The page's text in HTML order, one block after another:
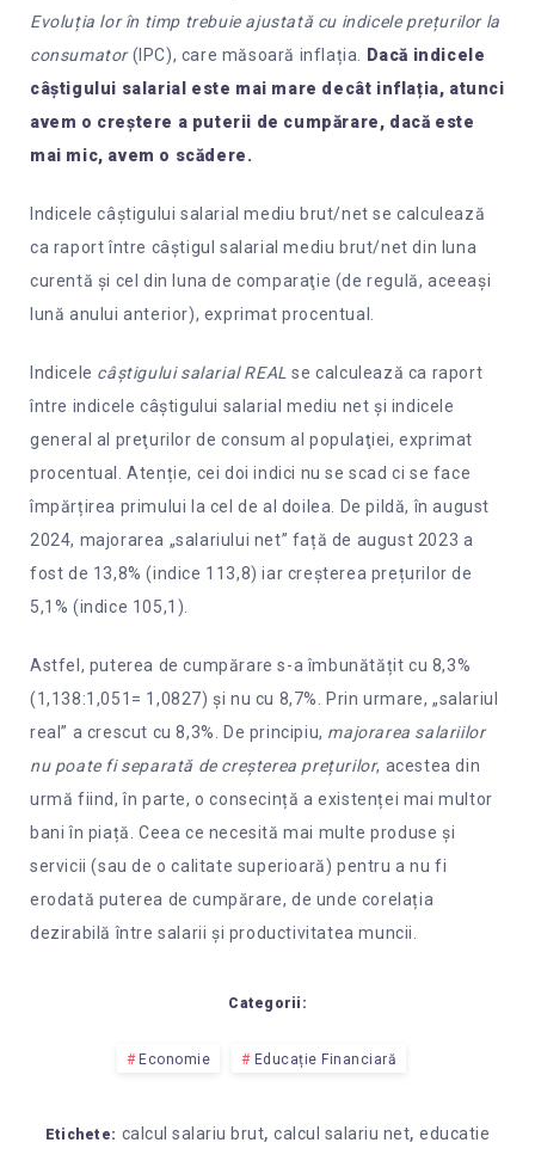
Evoluția lor în timp trebuie ajustată cu indicele prețurilor la
consumator(IPC), care măsoară inflația.
Dacă indicele
câștigului salarial este mai mare decât inflația, atunci
avem o creștere a puterii de cumpărare, dacă este
mai mic, avem o scădere.
Indicele câştigului salarial mediu brut/net se calculează
ca raport între câştigul salarial mediu brut/net din luna
curentă şi cel din luna de comparaţie (de regulă, aceeași
lună anului anterior), exprimat procentual.
Indicele câştigului salarial REAL se calculează ca raport
între indicele câştigului salarial mediu net şi indicele
general al preţurilor de consum al populaţiei, exprimat
procentual. Atenție, cei doi indici nu se scad ci se face
împărțirea primului la cel de al doilea. De pildă, în august
2024, majorarea „salariului net” față de august 2023 a
fost de 13,8% (indice 113,8) iar creșterea prețurilor de
5,1% (indice 105,1).
Astfel, puterea de cumpărare s-a îmbunătățit cu 8,3%
(1,138:1,051= 1,0827) și nu cu 8,7%. Prin urmare, „salariul
real” a crescut cu 8,3%. De principiu, majorarea salariilor
nu poate fi separată de creșterea prețurilor, acestea din
urmă fiind, în parte, o consecință a existenței mai multor
bani în piață. Ceea ce necesită mai multe produse și
servicii (sau de o calitate superioară) pentru a nu fi
erodată puterea de cumpărare, de unde corelația
dezirabilă între salarii și productivitatea muncii.
Categorii:
Economie Educație Financiară
Etichete: calcul salariu brut,calcul salariu net,educatie